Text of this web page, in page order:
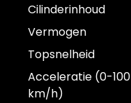
Cilinderinhoud
Vermogen
Topsnelheid
Acceleratie (0-100
km/h)